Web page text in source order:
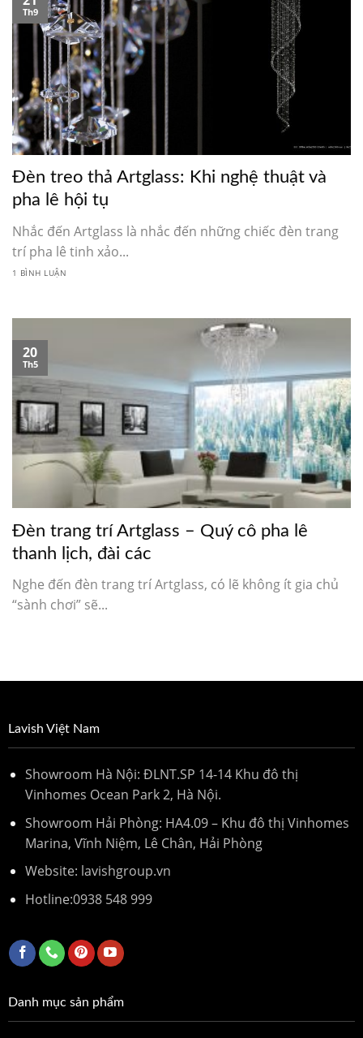
Đèn treo thả Artglass: Khi nghệ thuật và
pha lê hội tụ
Nhắc đến Artglass là nhắc đến những chiếc đèn trang
trí pha lê tinh xảo...
1 BÌNH LUẬN
Th9
Đèn trang trí Artglass – Quý cô pha lê
thanh lịch, đài các
Nghe đến đèn trang trí Artglass, có lẽ không ít gia chủ
“sành chơi” sẽ...
20
Th5
Lavish Việt Nam
Showroom Hà Nội: ĐLNT.SP 14-14 Khu đô thị
Vinhomes Ocean Park 2, Hà Nội.
Showroom Hải Phòng: HA4.09 – Khu đô thị Vinhomes
Marina, Vĩnh Niệm, Lê Chân, Hải Phòng
Website: lavishgroup.vn
Hotline:0938 548 999
Danh mục sản phẩm